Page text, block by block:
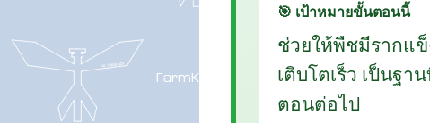
🎯 เป้าหมายขั้นตอนนี้
ช่วยให้พืชมีรากแข็
เติบโตเร็ว เป็นฐ
ตอนต่อไป